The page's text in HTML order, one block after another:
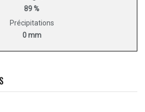
89 %
Précipitations
0 mm